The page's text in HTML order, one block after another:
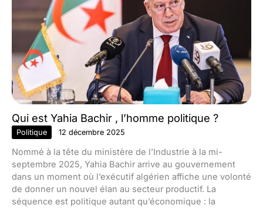
Qui est Yahia Bachir , l’homme politique ?
Politique 12 décembre 2025
Nommé à la tête du ministère de l’Industrie à la mi-
septembre 2025, Yahia Bachir arrive au gouvernement
dans un moment où l’exécutif algérien affiche une volonté
de donner un nouvel élan au secteur productif. La
séquence est politique autant qu’économique : la